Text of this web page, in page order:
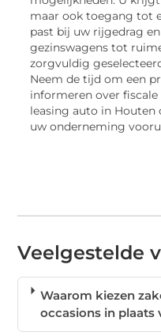
maar ook toegang tot
past bij uw rijgedrag
gezinswagens tot
zorgvuldig
Neem de tijd om een
informeren over
leasing auto in Houten
uw onderneming
Veelgestelde
Waarom kiezen
occasions in plaats